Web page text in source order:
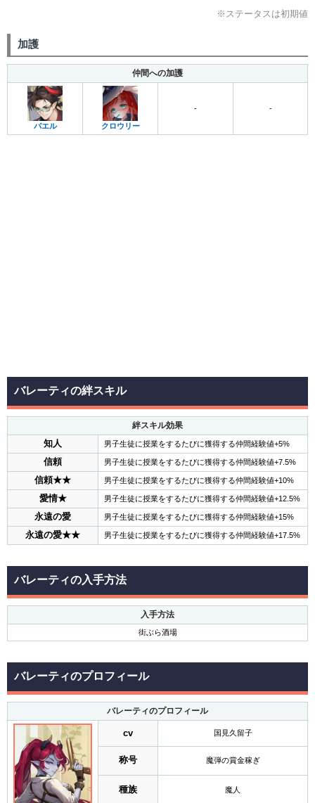
※ステータスは初期値
加護
仲間への加護
バエル クロウリー
- -
バレーティの絆スキル
絆スキル効果
知人
男子生徒に授業をするたびに獲得する仲間経験値+5%
信頼 男子生徒に授業をするたびに獲得する仲間経験値+7.5%
信頼★★ 男子生徒に授業をするたびに獲得する仲間経験値+10%
愛情★ 男子生徒に授業をするたびに獲得する仲間経験値+12.5%
永遠の愛 男子生徒に授業をするたびに獲得する仲間経験値+15%
永遠の愛★★ 男子生徒に授業をするたびに獲得する仲間経験値+17.5%
バレーティの入手方法
入手方法
街ぶら酒場
バレーティのプロフィール
バレーティのプロフィール
cv 国見久留子
称号 魔弾の賞金稼ぎ
種族 魔人